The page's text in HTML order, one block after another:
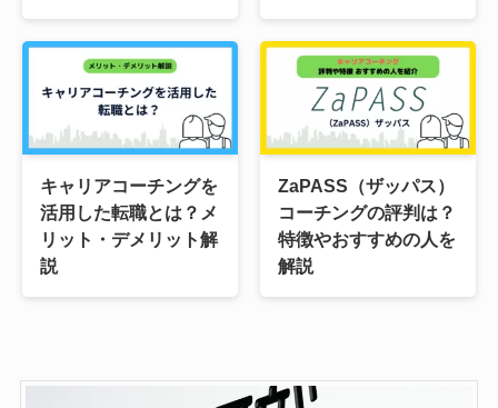
キャリアコーチングを
活用した転職とは？メ
リット・デメリット解
説
ZaPASS（ザッパス）
コーチングの評判は？
特徴やおすすめの人を
解説